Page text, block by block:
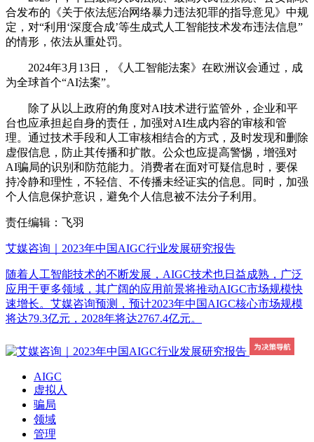
合发布的《关于依法惩治网络暴力违法犯罪的指导意见》中规
定，对“利用‘深度合成’等生成式人工智能技术发布违法信息”
的情形，依法从重处罚。
2024年3月13日，《人工智能法案》在欧洲议会通过，成
为全球首个“AI法案”。
除了从以上政府的角度对AI技术进行监管外，企业和平
台也应承担起自身的责任，加强对AI生成内容的审核和管
理。通过技术手段和人工审核相结合的方式，及时发现和删除
虚假信息，防止其传播和扩散。公众也应提高警惕，增强对
AI骗局的识别和防范能力。消费者在面对可疑信息时，要保
持冷静和理性，不轻信、不传播未经证实的信息。同时，加强
个人信息保护意识，避免个人信息被不法分子利用。
责任编辑：飞羽
艾媒咨询｜2023年中国AIGC行业发展研究报告
随着人工智能技术的不断发展，AIGC技术也日益成熟，广泛
应用于更多领域，其广阔的应用前景将推动AIGC市场规模快
速增长。艾媒咨询预测，预计2023年中国AIGC核心市场规模
将达79.3亿元，2028年将达2767.4亿元。
AIGC
虚拟人
骗局
领域
管理